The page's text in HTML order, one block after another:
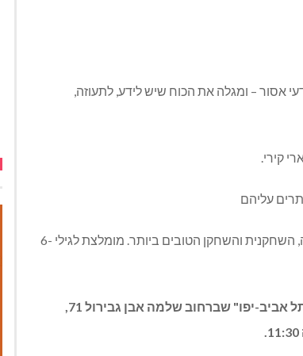
אסור – ומגלה את הכוח שיש לידע, לתעוזה,
קירי.
עליהם
ההצגה זכתה בפסטיבל אביב ישראלי 2024 בפרסי הבימוי, המחזה, השחקנית והשחקן הטובים ביותר. מומלצת לגילי 6-
ההצגה תשתתף ב"פסטיבל ילדותא" של "מרכז ענב לתרבות, תל אביב-יפו" שברחוב שלמה אבן גבירול 71,